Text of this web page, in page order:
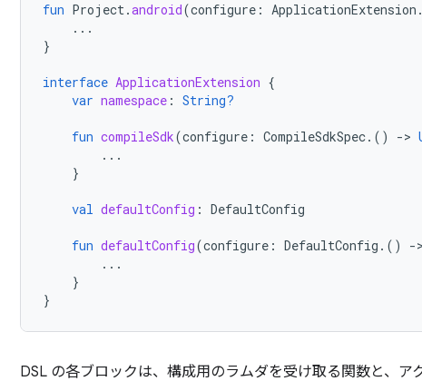
fun Project.android(configure : ApplicationExtension
...
}
interface ApplicationExtension {
var namespace : String?
fun compileSdk(configure : CompileSdkSpec.() ->
...
}
val defaultConfig : DefaultConfig
fun defaultConfig(configure : DefaultConfig .() ->
...
}
}
DSL の各ブロックは、構成用のラムダを受け取る関数と、ア